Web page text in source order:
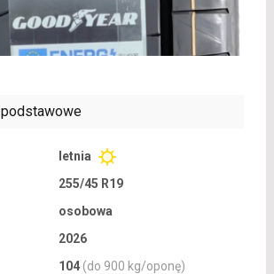
podstawowe
letnia
255/45 R19
osobowa
2026
104 (do 900 kg/oponę)